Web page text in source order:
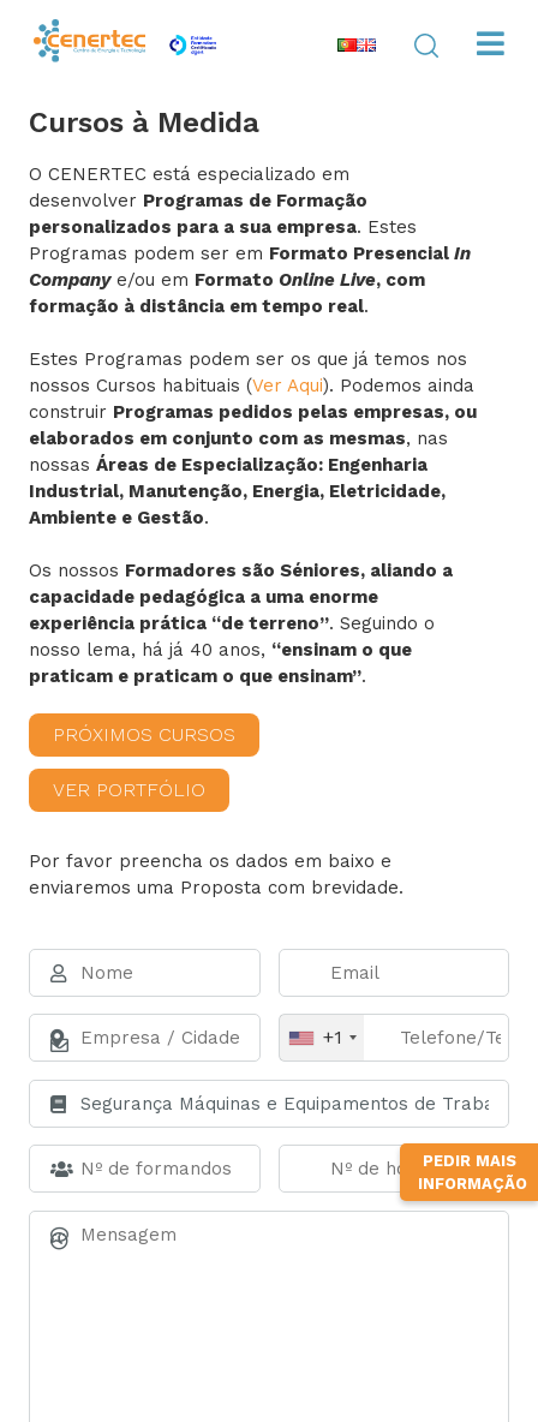
PEDIR MAIS
INFORMAÇÃO
Cursos à Medida
O CENERTEC está especializado em
desenvolver Programas de Formação
personalizados para a sua empresa. Estes
Programas podem ser em Formato Presencial In
Companye/ou em Formato Online Live, com
formação à distância em tempo real.
Estes Programas podem ser os que já temos nos
nossos Cursos habituais (Ver Aqui). Podemos ainda
construir Programas pedidos pelas empresas, ou
elaborados em conjunto com as mesmas, nas
nossas Áreas de Especialização: Engenharia
Industrial, Manutenção, Energia, Eletricidade,
Ambiente e Gestão.
Os nossos Formadores são Séniores, aliando a
capacidade pedagógica a uma enorme
experiência prática “de terreno”. Seguindo o
nosso lema, há já 40 anos, “ensinam o que
praticam e praticam o que ensinam”.
PRÓXIMOS CURSOS
VER PORTFÓLIO
Por favor preencha os dados em baixo e
enviaremos uma Proposta com brevidade.
+1